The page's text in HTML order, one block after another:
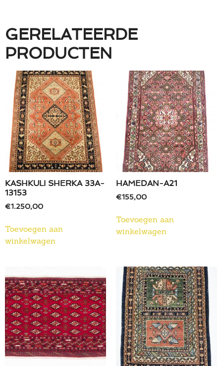
GERELATEERDE
PRODUCTEN
KASHKULI SHERKA 33A-
13153
€1.250,00
Toevoegen aan
winkelwagen
HAMEDAN-A21
€155,00
Toevoegen aan
winkelwagen